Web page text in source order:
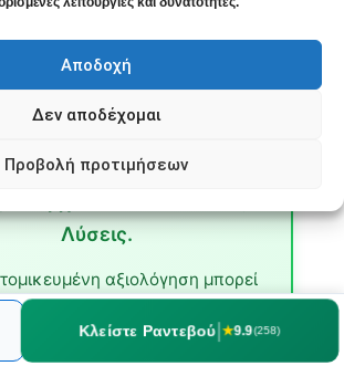
Αποδοχή
Δεν αποδέχομαι
Προβολή προτιμήσεων
ανθρώπους παγκοσμίως
από Χρόνιο Πόνο στη
Λύσεις.
αξιολόγηση μπορεί
αν η ομοιοπαθητική είναι
κατάλληλη για εσάς.
με πλήρη ενημέρωση
Κλείστε Ραντεβού| ★9.9(258)